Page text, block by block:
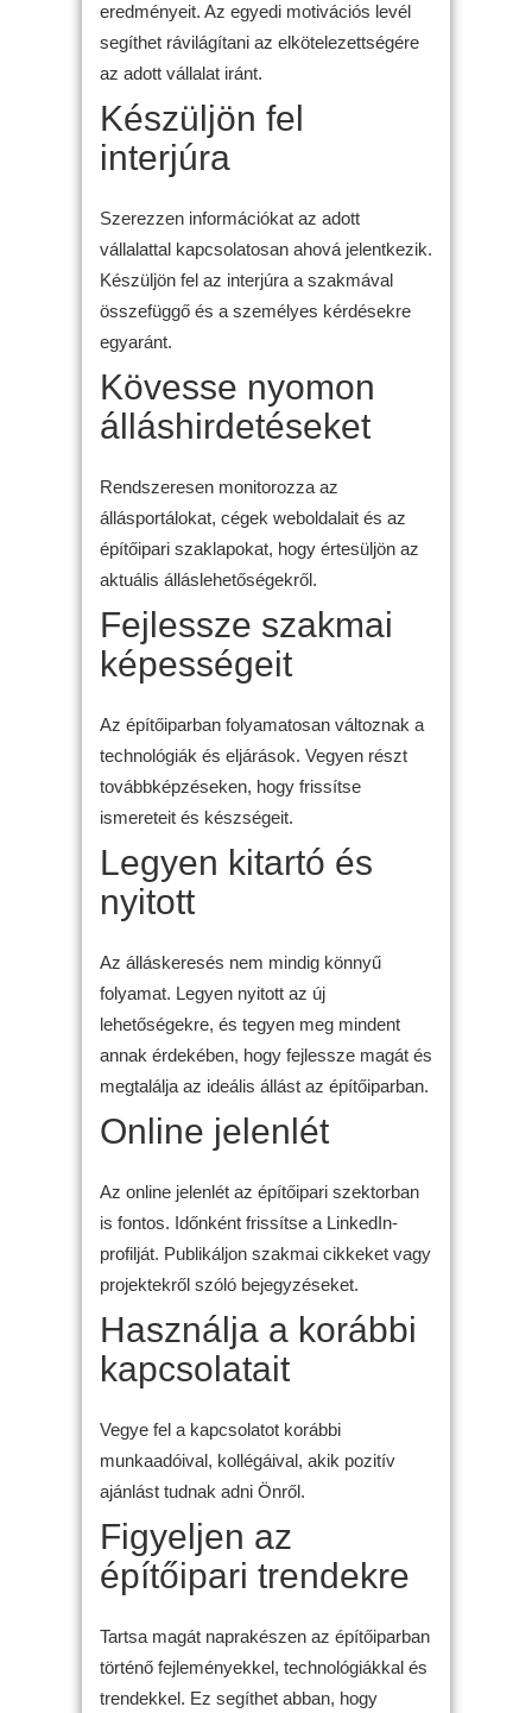
eredményeit. Az egyedi motivációs levél
segíthet rávilágítani az elkötelezettségére
az adott vállalat iránt.
Készüljön fel
interjúra
Szerezzen információkat az adott
vállalattal kapcsolatosan ahová jelentkezik.
Készüljön fel az interjúra a szakmával
összefüggő és a személyes kérdésekre
egyaránt.
Kövesse nyomon
álláshirdetéseket
Rendszeresen monitorozza az
állásportálokat, cégek weboldalait és az
építőipari szaklapokat, hogy értesüljön az
aktuális álláslehetőségekről.
Fejlessze szakmai
képességeit
Az építőiparban folyamatosan változnak a
technológiák és eljárások. Vegyen részt
továbbképzéseken, hogy frissítse
ismereteit és készségeit.
Legyen kitartó és
nyitott
Az álláskeresés nem mindig könnyű
folyamat. Legyen nyitott az új
lehetőségekre, és tegyen meg mindent
annak érdekében, hogy fejlessze magát és
megtalálja az ideális állást az építőiparban.
Online jelenlét
Az online jelenlét az építőipari szektorban
is fontos. Időnként frissítse a LinkedIn-
profilját. Publikáljon szakmai cikkeket vagy
projektekről szóló bejegyzéseket.
Használja a korábbi
kapcsolatait
Vegye fel a kapcsolatot korábbi
munkaadóival, kollégáival, akik pozitív
ajánlást tudnak adni Önről.
Figyeljen az
építőipari trendekre
Tartsa magát naprakészen az építőiparban
történő fejleményekkel, technológiákkal és
trendekkel. Ez segíthet abban, hogy